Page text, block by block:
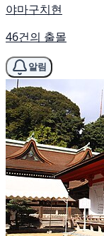
야마구치현
46건의 출몰
알림